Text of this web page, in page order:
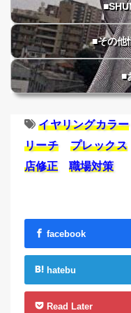
■その他
■
イヤリングカラー
リーチ
プレックス
店修正
職場対策
facebook
hatebu
Read Later